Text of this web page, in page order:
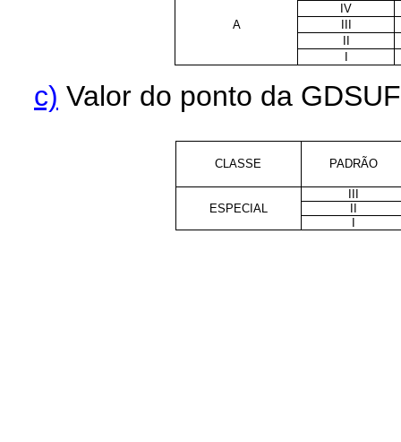
A
IV
III
II
I
c) Valor do ponto da
CLASSE PADRÃO
ESPECIAL
III
II
I